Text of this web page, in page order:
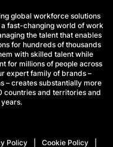
global workforce solutions
fast-changing world of work
the talent that enables
for hundreds of thousands
with skilled talent while
for millions of people across
expert family of brands –
– creates substantially more
countries and territories and
Policy Cookie Policy